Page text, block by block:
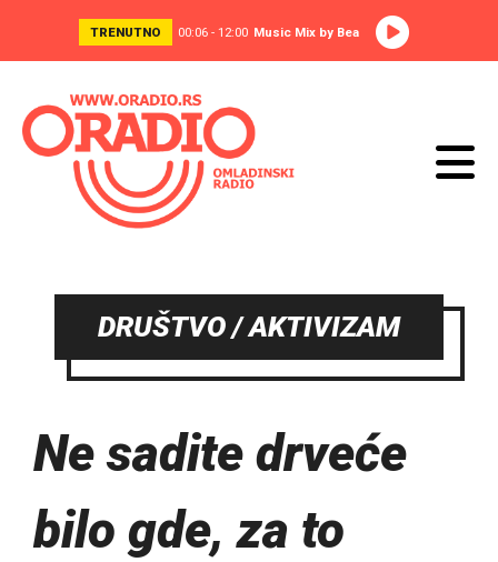
TRENUTNO 00:06 - 12:00 Music Mix by Bea
DRUŠTVO / AKTIVIZAM
Ne sadite drveće
bilo gde, za to